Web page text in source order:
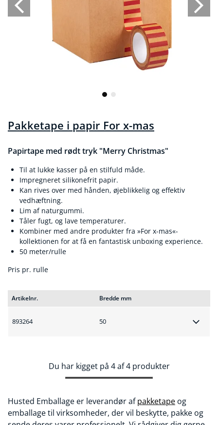
Pakketape i papir For x-mas
Papirtape med rødt tryk "Merry Christmas"
Til at lukke kasser på en stilfuld måde.
Impregneret silikonefrit papir.
Kan rives over med hånden, øjeblikkelig og effektiv
vedhæftning.
Lim af naturgummi.
Tåler fugt, og lave temperaturer.
Kombiner med andre produkter fra »For x-mas«-
kollektionen for at få en fantastisk unboxing experience.
50 meter/rulle
Pris pr. rulle
Artikelnr. Bredde mm
893264 50
Du har kigget på 4 af 4 produkter
Husted Emballage er leverandør afpakketape og
emballage til virksomheder, der vil beskytte, pakke og